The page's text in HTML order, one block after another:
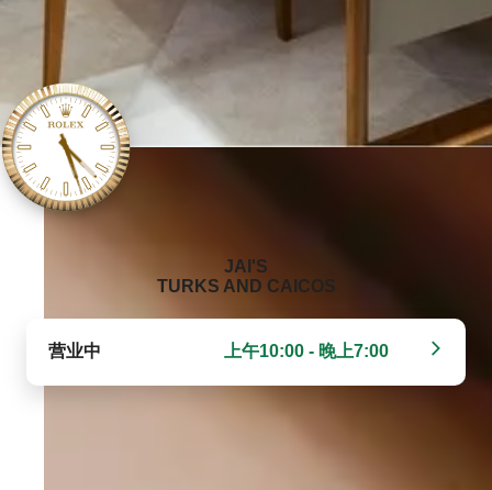
‭JAI'S
TURKS AND CAICOS‬
营业中 上午10:00 - 晚上7:00